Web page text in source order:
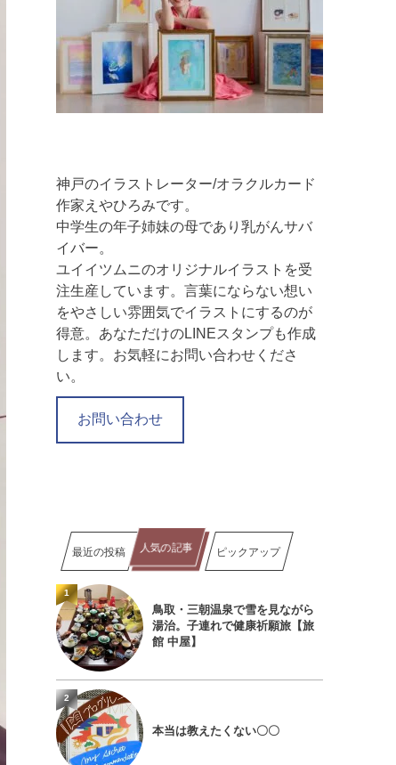
神戸のイラストレーター/オラクルカード
作家えやひろみです。
中学生の年子姉妹の母であり乳がんサバ
イバー。
ユイイツムニのオリジナルイラストを受
注生産しています。言葉にならない想い
をやさしい雰囲気でイラストにするのが
得意。あなただけのLINEスタンプも作成
します。お気軽にお問い合わせくださ
い。
お問い合わせ
最近の投稿 人気の記事 ピックアップ
鳥取・三朝温泉で雪を見ながら
湯治。子連れで健康祈願旅【旅
館 中屋】
1
本当は教えたくない〇〇
2